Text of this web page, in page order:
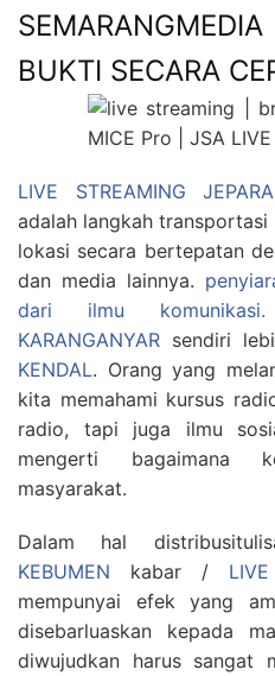
BUKTI SECARA
LIVE STREAMING
adalah langkah
lokasi secara bertepatan
dan media lainnya.
dari ilmu
KARANGANYAR sendiri
KENDAL. Orang yang
kita memahami kursus
radio, tapi juga ilmu
mengerti bagaimana
masyarakat.
Dalam hal
KEBUMEN kabar /
mempunyai efek yang
disebarluaskan kepada
diwujudkan harus sangat